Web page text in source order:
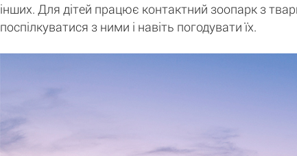
інших. Для дітей працює контактний зоопарк з
поспілкуватися з ними і навіть погодувати їх.